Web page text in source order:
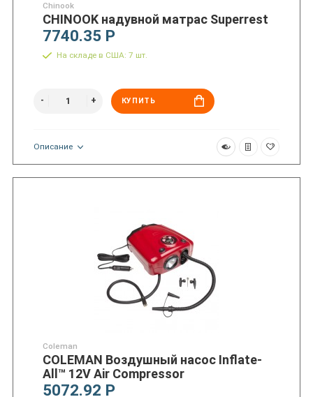
Chinook
CHINOOK надувной матрас Superrest
7740.35 Р
На складе в США: 7 шт.
КУПИТЬ
Описание
Coleman
COLEMAN Воздушный насос Inflate-
All™ 12V Air Compressor
5072.92 Р